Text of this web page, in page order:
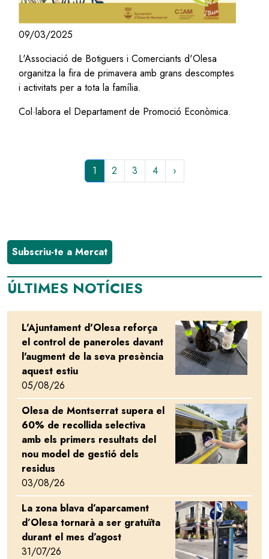
09/03/2025
L'Associació de Botiguers i Comerciants d'Olesa
organitza la fira de primavera amb grans descomptes
i activitats per a tota la família.
Col·labora el Departament de Promoció Econòmica.
Pàgina
actual
1 Page
2 Page
3 Page
4
Subscriu-te a Mercat
ÚLTIMES NOTÍCIES
L'Ajuntament d'Olesa reforça
el control de paneroles davant
l'augment de la seva presència
aquest estiu
05/08/26
Image
Olesa de Montserrat supera el
60% de recollida selectiva
amb els primers resultats del
nou model de gestió dels
residus
03/08/26
Image
La zona blava d’aparcament
d’Olesa tornarà a ser gratuïta
durant el mes d’agost
31/07/26
Image